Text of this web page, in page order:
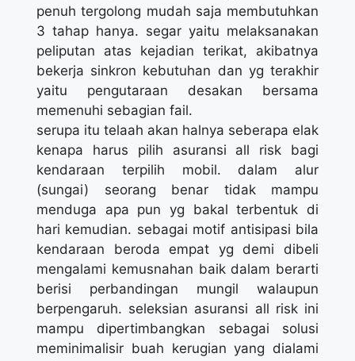
penuh tergolong mudah saja membutuhkan
3 tahap hanya. segar yaitu melaksanakan
peliputan atas kejadian terikat, akibatnya
bekerja sinkron kebutuhan dan yg terakhir
yaitu pengutaraan desakan bersama
memenuhi sebagian fail.
serupa itu telaah akan halnya seberapa elak
kenapa harus pilih asuransi all risk bagi
kendaraan terpilih mobil. dalam alur
(sungai) seorang benar tidak mampu
menduga apa pun yg bakal terbentuk di
hari kemudian. sebagai motif antisipasi bila
kendaraan beroda empat yg demi dibeli
mengalami kemusnahan baik dalam berarti
berisi perbandingan mungil walaupun
berpengaruh. seleksian asuransi all risk ini
mampu dipertimbangkan sebagai solusi
meminimalisir buah kerugian yang dialami